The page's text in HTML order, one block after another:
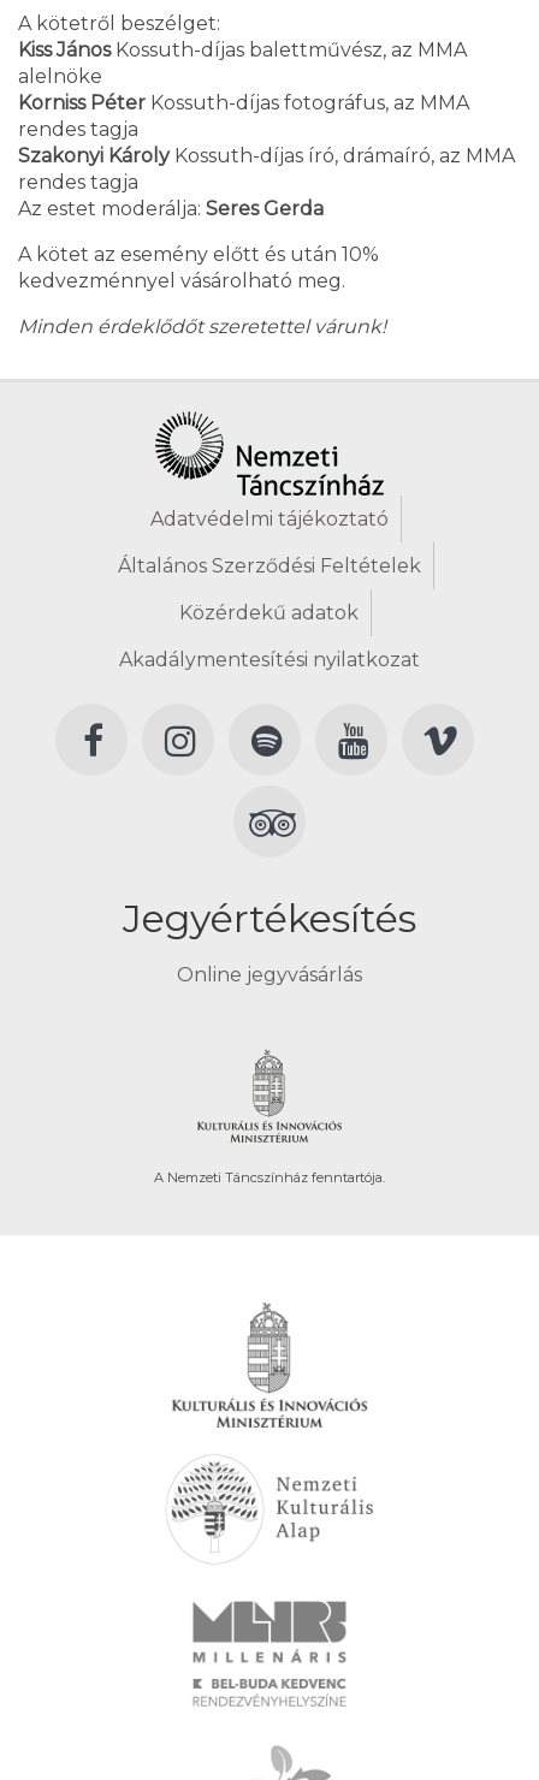
A kötetről beszélget:
Kiss JánosKossuth-díjas balettművész, az MMA
alelnöke
Korniss Péter Kossuth-díjas fotográfus, az MMA
rendes tagja
Szakonyi KárolyKossuth-díjas író, drámaíró, az MMA
rendes tagja
Az estet moderálja: Seres Gerda
A kötet az esemény előtt és után 10%
kedvezménnyel vásárolható meg.
Minden érdeklődőt szeretettel várunk!
Adatvédelmi tájékoztató
Általános Szerződési Feltételek
Közérdekű adatok
Akadálymentesítési nyilatkozat
Jegyértékesítés
Online jegyvásárlás
A Nemzeti Táncszínház fenntartója.